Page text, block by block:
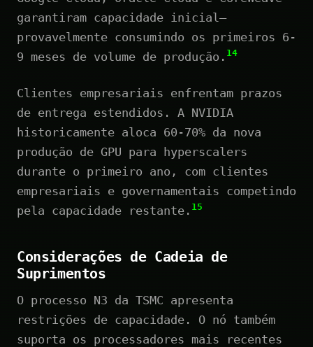
garantiram capacidade inicial—
provavelmente consumindo os primeiros 6-
9 meses de volume de produção. 14
Clientes empresariais enfrentam prazos
de entrega estendidos. A NVIDIA
historicamente aloca 60-70% da nova
produção de GPU para hyperscalers
durante o primeiro ano, com clientes
empresariais e governamentais competindo
pela capacidade restante. 15
Considerações de Cadeia de
Suprimentos
O processo N3 da TSMC apresenta
restrições de capacidade. O nó também
suporta os processadores mais recentes